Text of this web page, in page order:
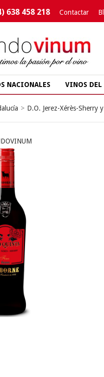
638 458 218 Contactar
NACIONALES VINOS DEL
> D.O. Jerez-Xérès-Sherry